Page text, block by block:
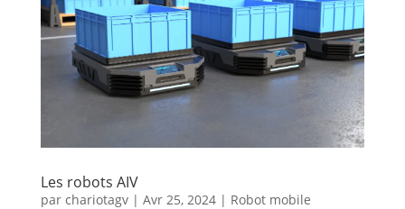
Les robots AIV
par chariotagv| Avr 25, 2024| Robot mobile